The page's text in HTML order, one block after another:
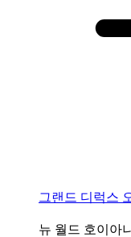
그랜드 디럭스
뉴 월드 호이아